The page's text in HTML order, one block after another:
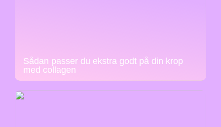
Sådan passer du ekstra godt på din krop
med collagen